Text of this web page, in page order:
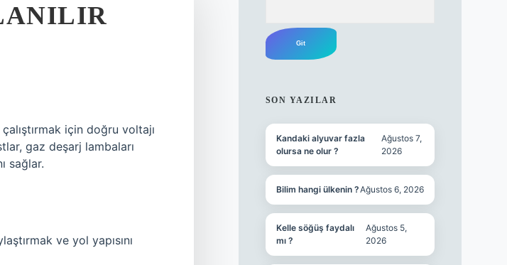
için doğru voltajı
gaz deşarj lambaları
sağlar.
ve yol yapısını
SON YAZILAR
Kandaki alyuvar fazla
olursa ne olur ?
Ağustos 7,
2026
Bilim hangi ülkenin ?Ağustos 6, 2026
Kelle söğüş faydalı
mı ?
Ağustos 5,
2026